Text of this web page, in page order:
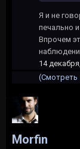
Я и не
печально
Впрочем
14
(Смотреть
Morfin